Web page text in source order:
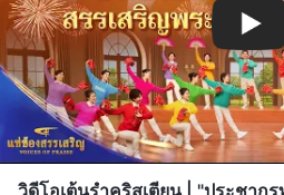
วิดีโอเต้นรำคริสเตียน | "ประชากร